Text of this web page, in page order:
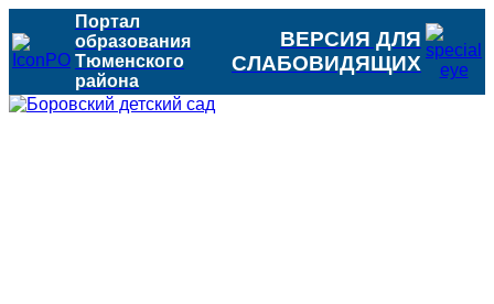
Портал
образования
Тюменского
района
ВЕРСИЯ ДЛЯ
СЛАБОВИДЯЩИХ